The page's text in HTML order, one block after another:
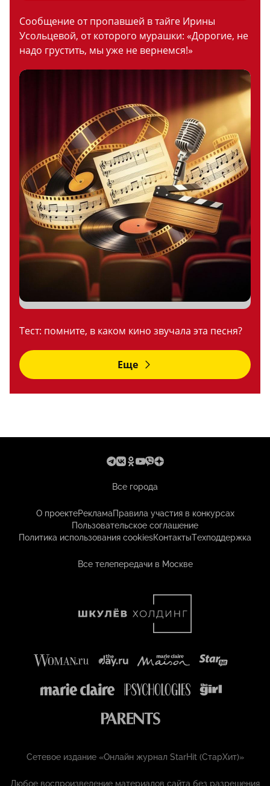
Сообщение от пропавшей в тайге Ирины
Усольцевой, от которого мурашки: «Дорогие, не
надо грустить, мы уже не вернемся!»
Тест: помните, в каком кино звучала эта песня?
Еще
Все города
О проектеРекламаПравила участия в конкурсах
Пользовательское соглашение
Политика использования cookiesКонтактыТехподдержка
Все телепередачи в Москве
Сетевое издание «Онлайн журнал StarHit (СтарХит)»
Любое воспроизведение материалов сайта без разрешения